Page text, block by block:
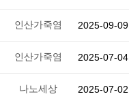
인산가죽염 2025-09-09
인산가죽염 2025-07-04
나노세상 2025-07-02